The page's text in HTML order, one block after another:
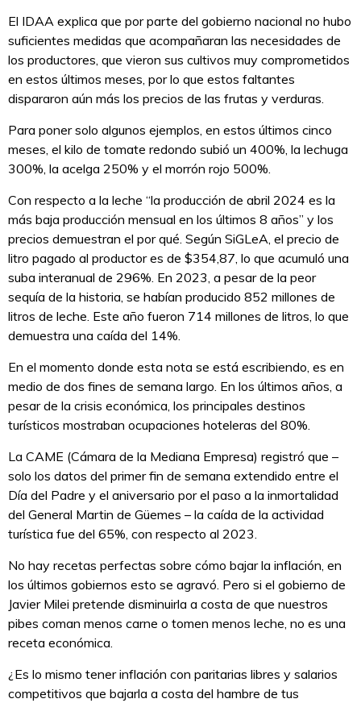
El IDAA explica que por parte del gobierno nacional no hubo
suficientes medidas que acompañaran las necesidades de
los productores, que vieron sus cultivos muy comprometidos
en estos últimos meses, por lo que estos faltantes
dispararon aún más los precios de las frutas y verduras.
Para poner solo algunos ejemplos, en estos últimos cinco
meses, el kilo de tomate redondo subió un 400%, la lechuga
300%, la acelga 250% y el morrón rojo 500%.
Con respecto a la leche “la producción de abril 2024 es la
más baja producción mensual en los últimos 8 años” y los
precios demuestran el por qué. Según SiGLeA, el precio de
litro pagado al productor es de $354,87, lo que acumuló una
suba interanual de 296%. En 2023, a pesar de la peor
sequía de la historia, se habían producido 852 millones de
litros de leche. Este año fueron 714 millones de litros, lo que
demuestra una caída del 14%.
En el momento donde esta nota se está escribiendo, es en
medio de dos fines de semana largo. En los últimos años, a
pesar de la crisis económica, los principales destinos
turísticos mostraban ocupaciones hoteleras del 80%.
La CAME (Cámara de la Mediana Empresa) registró que –
solo los datos del primer fin de semana extendido entre el
Día del Padre y el aniversario por el paso a la inmortalidad
del General Martin de Güemes – la caída de la actividad
turística fue del 65%, con respecto al 2023.
No hay recetas perfectas sobre cómo bajar la inflación, en
los últimos gobiernos esto se agravó. Pero si el gobierno de
Javier Milei pretende disminuirla a costa de que nuestros
pibes coman menos carne o tomen menos leche, no es una
receta económica.
¿Es lo mismo tener inflación con paritarias libres y salarios
competitivos que bajarla a costa del hambre de tus